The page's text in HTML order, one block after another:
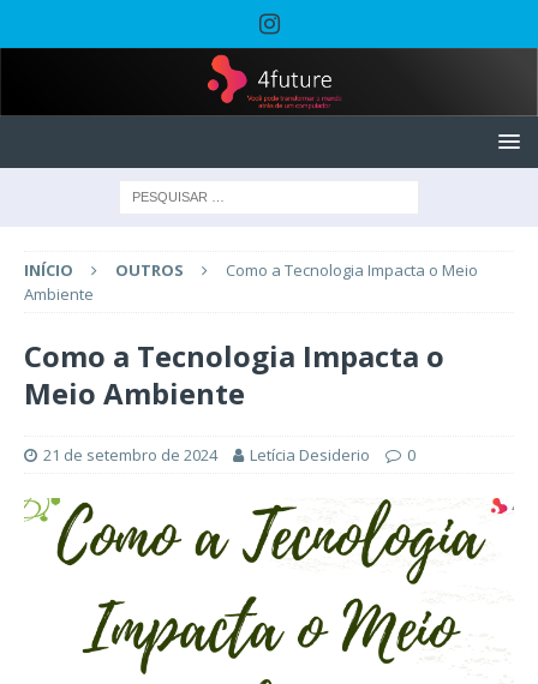
INÍCIO OUTROS
Como a Tecnologia Impacta o Meio
Ambiente
Como a Tecnologia Impacta o
Meio Ambiente
21 de setembro de 2024 Letícia Desiderio 0